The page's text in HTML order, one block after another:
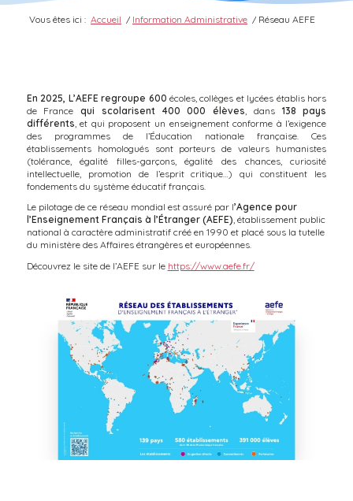
Vous êtes ici : Accueil / Information Administrative / Réseau AEFE
En 2025, L’AEFE regroupe 600 écoles, collèges et lycées établis hors
de France qui scolarisent 400 000 élèves, dans 138 pays
différents, et qui proposent un enseignement conforme à l’exigence
des programmes de l’Éducation nationale française. Ces
établissements homologués sont porteurs de valeurs humanistes
(tolérance, égalité filles-garçons, égalité des chances, curiosité
intellectuelle, promotion de l’esprit critique…) qui constituent les
fondements du système éducatif français.
Le pilotage de ce réseau mondial est assuré par l’Agence pour
l’Enseignement Français à l’Étranger (AEFE), établissement public
national à caractère administratif créé en 1990 et placé sous la tutelle
du ministère des Affaires étrangères et européennes.
Découvrez le site de l’AEFE sur le https://www.aefe.fr/